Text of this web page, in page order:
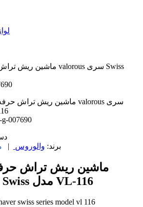
برند: والوروس |
ماشین ریش تراش
valorous سری Swiss مدل VL-116
swiss series model vl 116